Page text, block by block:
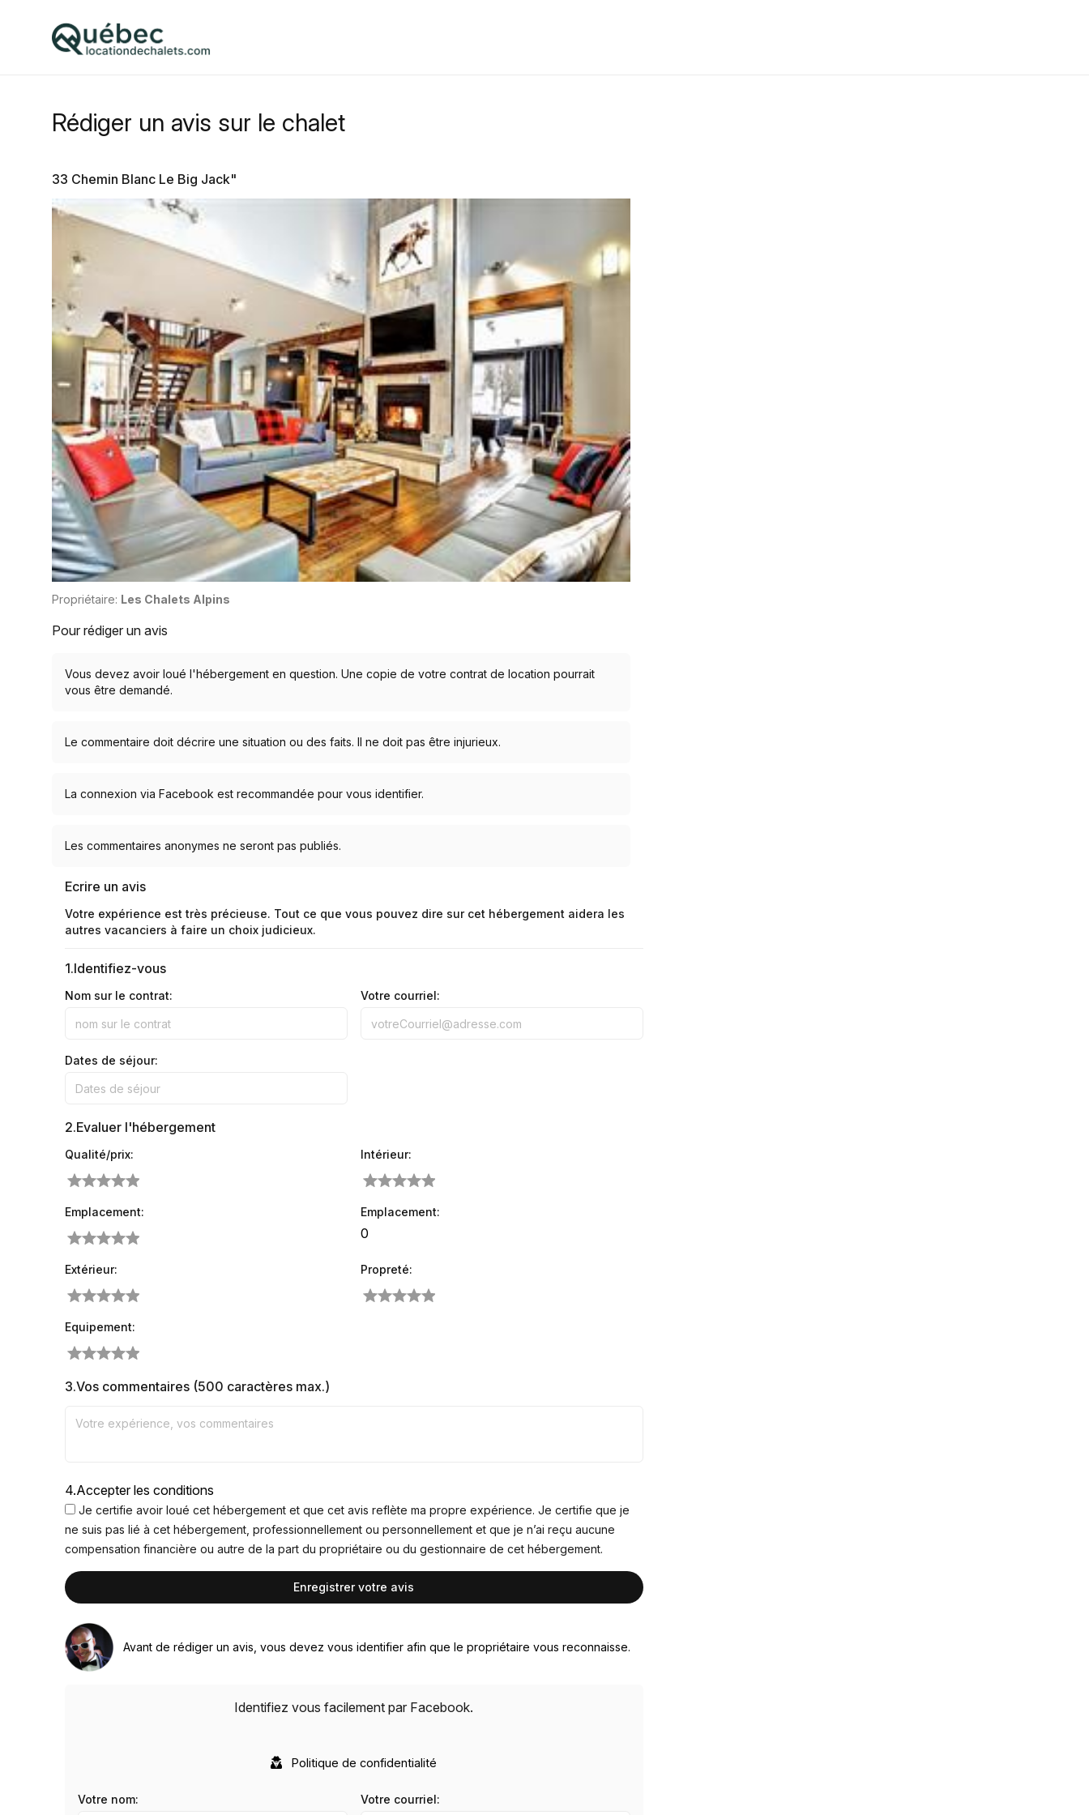
Rédiger un avis sur le chalet
33 Chemin Blanc Le Big Jack"
Propriétaire: Les Chalets Alpins
Pour rédiger un avis
Vous devez avoir loué l'hébergement en question. Une copie de votre contrat de location pourrait
vous être demandé.
Le commentaire doit décrire une situation ou des faits. Il ne doit pas être injurieux.
La connexion via Facebook est recommandée pour vous identifier.
Les commentaires anonymes ne seront pas publiés.
Ecrire un avis
Votre expérience est très précieuse. Tout ce que vous pouvez dire sur cet hébergement aidera les
autres vacanciers à faire un choix judicieux.
1.Identifiez-vous
Nom sur le contrat: Votre courriel:
Dates de séjour:
2.Evaluer l'hébergement
Qualité/prix: Intérieur:
Emplacement: Emplacement:
Extérieur: Propreté:
Equipement:
3.Vos commentaires (500 caractères max.)
4.Accepter les conditions
Je certifie avoir loué cet hébergement et que cet avis reflète ma propre expérience. Je certifie que je
ne suis pas lié à cet hébergement, professionnellement ou personnellement et que je n’ai reçu aucune
compensation financière ou autre de la part du propriétaire ou du gestionnaire de cet hébergement.
Avant de rédiger un avis, vous devez vous identifier afin que le propriétaire vous reconnaisse.
Identifiez vous facilement par Facebook.
Politique de confidentialité
Votre nom: Votre courriel: